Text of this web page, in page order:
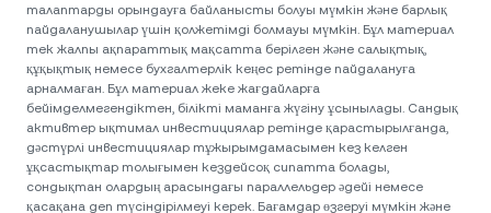
талаптарды орындауға байланысты болуы мүмкін және барлық
пайдаланушылар үшін қолжетімді болмауы мүмкін. Бұл материал
тек жалпы ақпараттық мақсатта берілген және салықтық,
құқықтық немесе бухгалтерлік кеңес ретінде пайдалануға
арналмаған. Бұл материал жеке жағдайларға
бейімделмегендіктен, білікті маманға жүгіну ұсынылады. Сандық
активтер ықтимал инвестициялар ретінде қарастырылғанда,
дәстүрлі инвестициялар тұжырымдамасымен кез келген
ұқсастықтар толығымен кездейсоқ сипатта болады,
сондықтан олардың арасындағы параллельдер әдейі немесе
қасақана деп түсіндірілмеуі керек. Бағамдар өзгеруі мүмкін және